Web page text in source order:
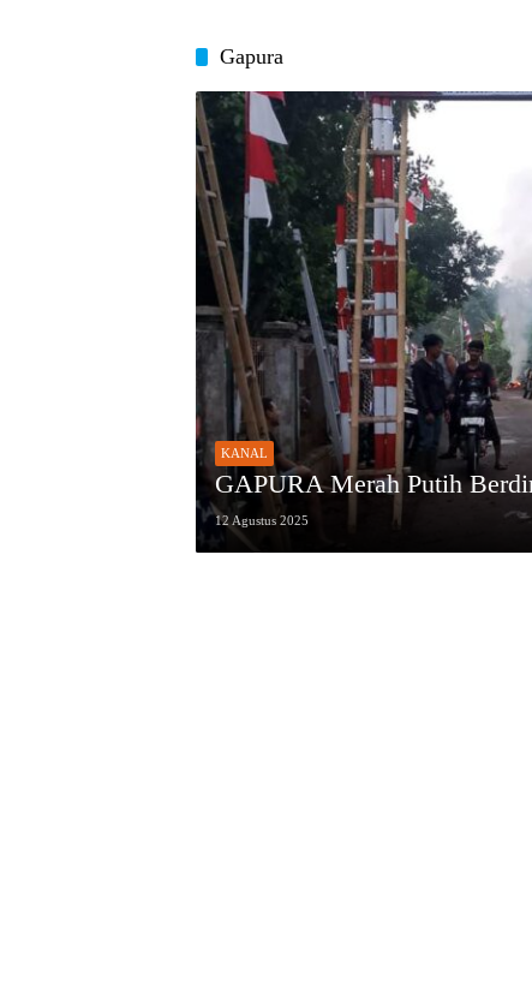
Gapura
KANAL
GAPURA Merah Putih
12 Agustus 2025